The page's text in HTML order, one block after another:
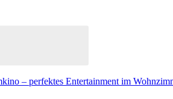
– perfektes Entertainment im